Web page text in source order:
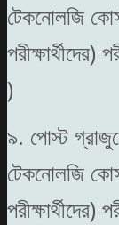
টেকনোলজি
)
৯. পোস্ট
টেকনোলজি